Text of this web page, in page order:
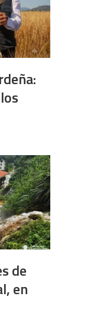
de
en